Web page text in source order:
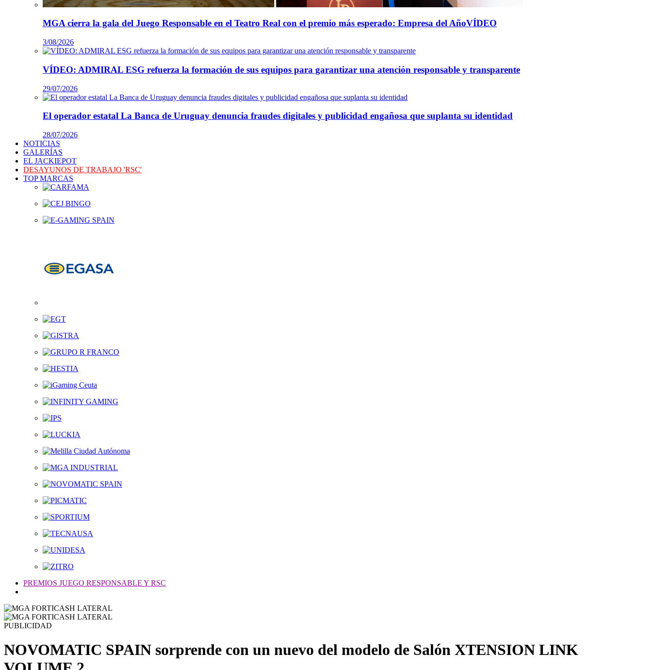
MGA cierra la gala del Juego Responsable en el Teatro Real con el premio más esperado: Empresa del AñoVÍDEO
3/08/2026
VÍDEO: ADMIRAL ESG refuerza la formación de sus equipos para garantizar una atención responsable y transparente
29/07/2026
El operador estatal La Banca de Uruguay denuncia fraudes digitales y publicidad engañosa que suplanta su identidad
28/07/2026
NOTICIAS
GALERÍAS
EL JACKIEPOT
DESAYUNOS DE TRABAJO 'RSC'
TOP MARCAS
PREMIOS JUEGO RESPONSABLE Y RSC
PUBLICIDAD
NOVOMATIC SPAIN sorprende con un nuevo del modelo de Salón XTENSION LINK